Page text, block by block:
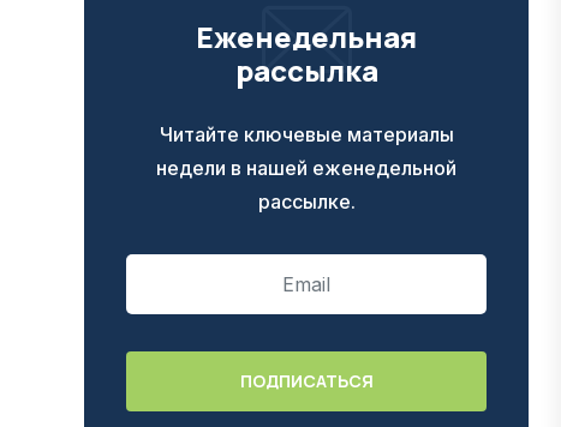
Еженедельная
рассылка
Читайте ключевые материалы
недели в нашей еженедельной
рассылке.